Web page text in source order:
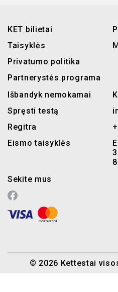
KET bilietai
Taisyklės
Privatumo politika
Partnerystės programa
Išbandyk nemokamai
Spręsti testą
Regitra
Eismo taisyklės
Sekite mus
© 2026 Kettestai